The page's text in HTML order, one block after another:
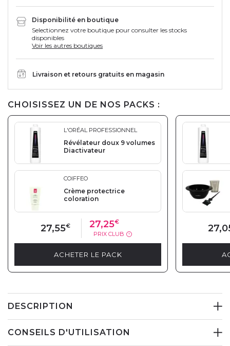
Disponibilité en boutique
Selectionnez votre boutique pour consulter les stocks
disponibles
Voir les autres boutiques
Livraison et retours gratuits en magasin
CHOISISSEZ UN DE NOS PACKS :
L'ORÉAL PROFESSIONNEL
Révélateur doux 9 volumes
Diactivateur
COIFFEO
Crème protectrice
coloration
27,55€ 27,25€
PRIX CLUB ?
ACHETER LE PACK
DESCRIPTION
CONSEILS D'UTILISATION